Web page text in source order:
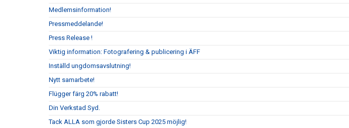
Medlemsinformation!
Pressmeddelande!
Press Release !
Viktig information: Fotografering & publicering i ÄFF
Inställd ungdomsavslutning!
Nytt samarbete!
Flügger färg 20% rabatt!
Din Verkstad Syd.
Tack ALLA som gjorde Sisters Cup 2025 möjlig!